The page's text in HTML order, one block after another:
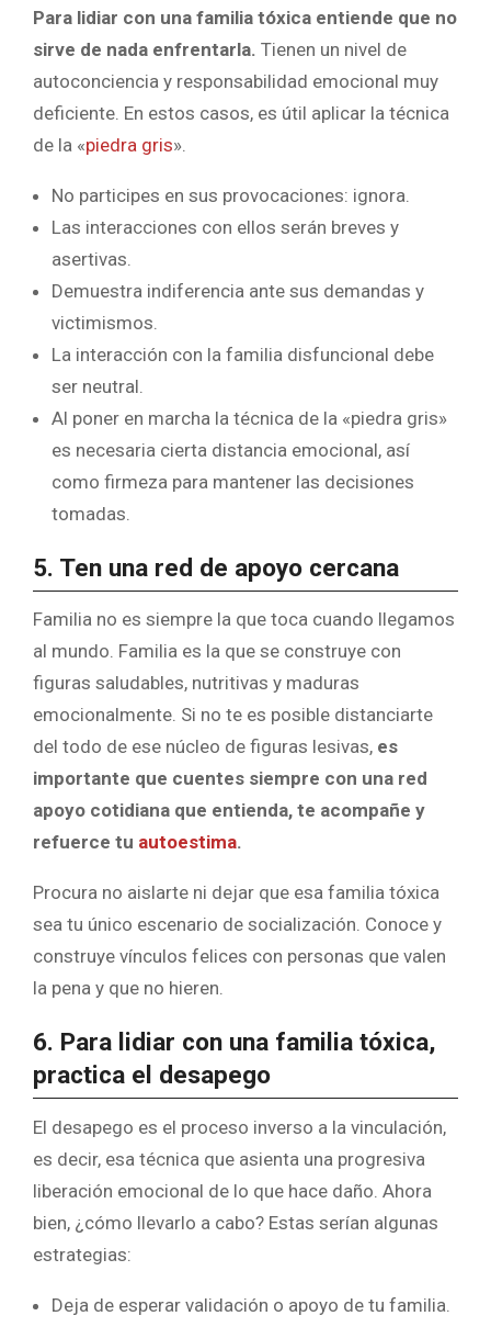
Para lidiar con una familia tóxica entiende que no
sirve de nada enfrentarla. Tienen un nivel de
autoconciencia y responsabilidad emocional muy
deficiente. En estos casos, es útil aplicar la técnica
de la «piedra gris».
No participes en sus provocaciones: ignora.
Las interacciones con ellos serán breves y
asertivas.
Demuestra indiferencia ante sus demandas y
victimismos.
La interacción con la familia disfuncional debe
ser neutral.
Al poner en marcha la técnica de la «piedra gris»
es necesaria cierta distancia emocional, así
como firmeza para mantener las decisiones
tomadas.
5. Ten una red de apoyo cercana
Familia no es siempre la que toca cuando llegamos
al mundo. Familia es la que se construye con
figuras saludables, nutritivas y maduras
emocionalmente. Si no te es posible distanciarte
del todo de ese núcleo de figuras lesivas, es
importante que cuentes siempre con una red
apoyo cotidiana que entienda, te acompañe y
refuerce tu autoestima.
Procura no aislarte ni dejar que esa familia tóxica
sea tu único escenario de socialización. Conoce y
construye vínculos felices con personas que valen
la pena y que no hieren.
6. Para lidiar con una familia tóxica,
practica el desapego
El desapego es el proceso inverso a la vinculación,
es decir, esa técnica que asienta una progresiva
liberación emocional de lo que hace daño. Ahora
bien, ¿cómo llevarlo a cabo? Estas serían algunas
estrategias:
Deja de esperar validación o apoyo de tu familia.